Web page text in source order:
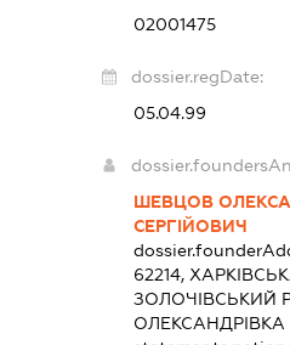
02001475
dossier.regDate:
05.04.99
ШЕВЦОВ
СЕРГІЙОВИЧ
62214,
ЗОЛОЧІВСЬКИЙ
ОЛЕКСАНДРІВКА